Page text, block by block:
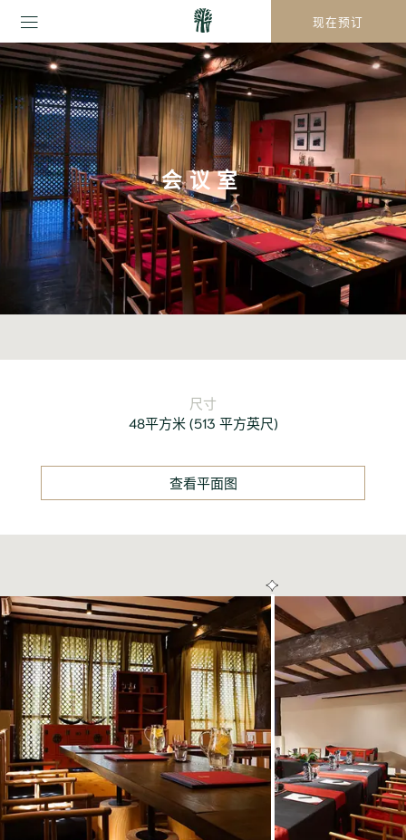
现在预订
会议室
尺寸
48平方米 (513 平方英尺)
查看平面图